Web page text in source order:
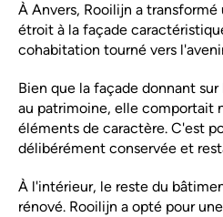
À Anvers, Rooilijn a
étroit à la façade
cohabitation tourné vers
Bien que la façade donnant
au patrimoine, elle comportait
éléments de caractère. C'est
délibérément conservée et
À l'intérieur, le reste du
rénové. Rooilijn a opté pour